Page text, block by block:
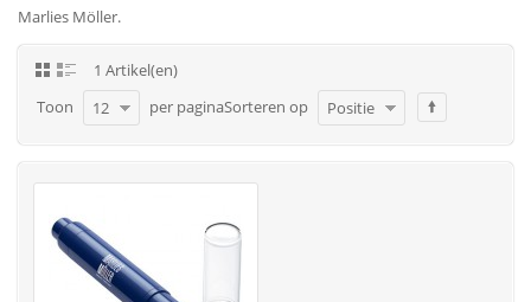
Marlies Möller.
1 Artikel(en)
Toon
12 per paginaSorteren op Positie